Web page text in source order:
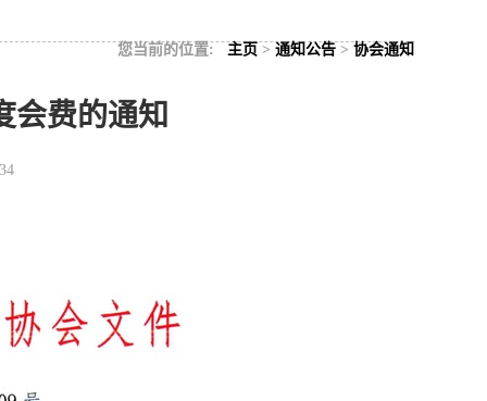
您当前的位置: 主页 >通知公告 >协会通知
会费的通知